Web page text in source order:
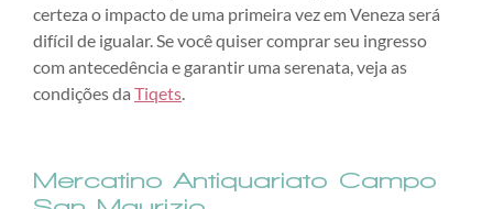
certeza o impacto de uma primeira vez em Veneza será
difícil de igualar. Se você quiser comprar seu ingresso
com antecedência e garantir uma serenata, veja as
condições da Tiqets.
Mercatino Antiquariato Campo